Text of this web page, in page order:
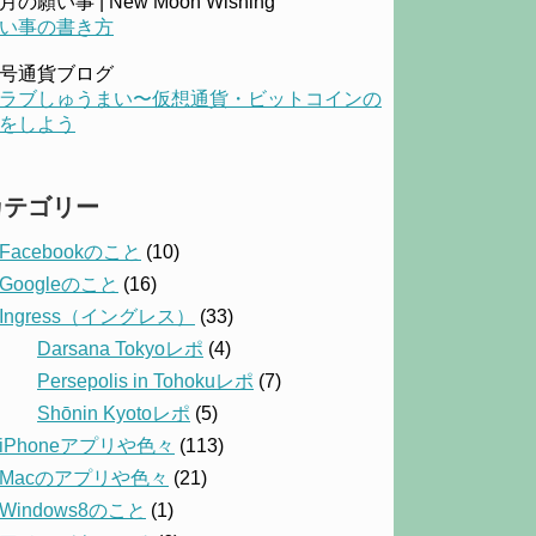
事の書き方
通貨ブログ
ブしゅうまい〜仮想通貨・ビットコインの
しよう
テゴリー
Facebookのこと (10)
Googleのこと (16)
Ingress（イングレス）
(33)
Darsana Tokyoレポ (4)
Persepolis in Tohokuレポ (7)
Shōnin Kyotoレポ (5)
iPhoneアプリや色々 (113)
Macのアプリや色々 (21)
Windows8のこと (1)